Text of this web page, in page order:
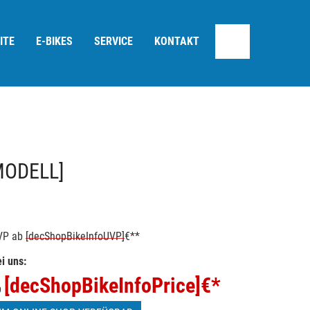
E-BIKES SERVICE KONTAKT
ab [decShopBikeInfoUVP]€**
uns:
[decShopBikeInfoPrice] €*